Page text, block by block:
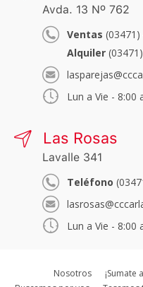
Avda. 13 Nº 762
Ventas (03471)
Alquiler
Lun a Vie - 8:00
Las Rosas
Lavalle 341
Teléfono
Lun a Vie - 8:00
Nosotros
¡Sumate